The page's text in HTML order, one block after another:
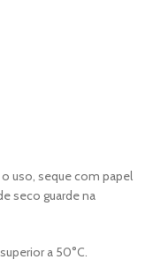
uso, seque com papel
seco guarde na
a 50°C.